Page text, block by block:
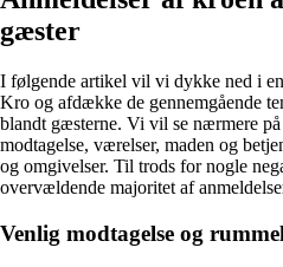
gæster
I følgende artikel vil vi dykke ned i
Kro og afdække de gennemgående
blandt gæsterne. Vi vil se nærmere
modtagelse, værelser, maden og
og omgivelser. Til trods for nogle
overvældende majoritet af
Venlig modtagelse og